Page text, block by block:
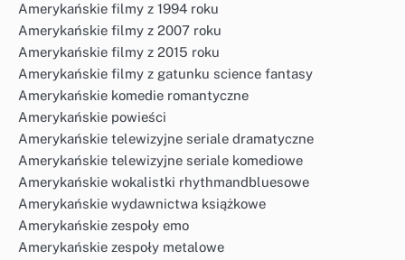
Amerykańskie filmy z 1994 roku
Amerykańskie filmy z 2007 roku
Amerykańskie filmy z 2015 roku
Amerykańskie filmy z gatunku science fantasy
Amerykańskie komedie romantyczne
Amerykańskie powieści
Amerykańskie telewizyjne seriale dramatyczne
Amerykańskie telewizyjne seriale komediowe
Amerykańskie wokalistki rhythmandbluesowe
Amerykańskie wydawnictwa książkowe
Amerykańskie zespoły emo
Amerykańskie zespoły metalowe